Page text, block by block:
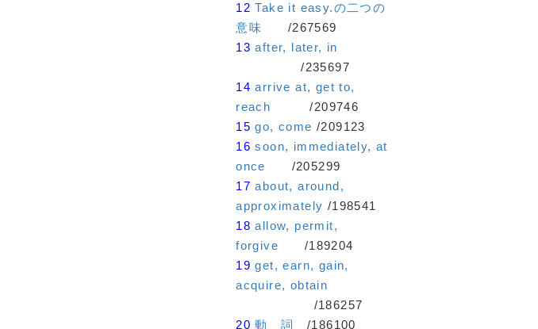
12 Take it easy.の二つの
意味 /267569
13 after, later, in
/235697
14 arrive at, get to,
reach /209746
15 go, come /209123
16 soon, immediately, at
once
/205299
17 about, around,
approximately /198541
18 allow, permit,
forgive /189204
19 get, earn, gain,
acquire, obtain
/186257
20 動 詞 /186100